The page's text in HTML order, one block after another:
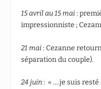
15 avril au 15 mai:
impressionniste ;
21 mai: Cezanne
séparation du couple).
24 juin: « ….je suis